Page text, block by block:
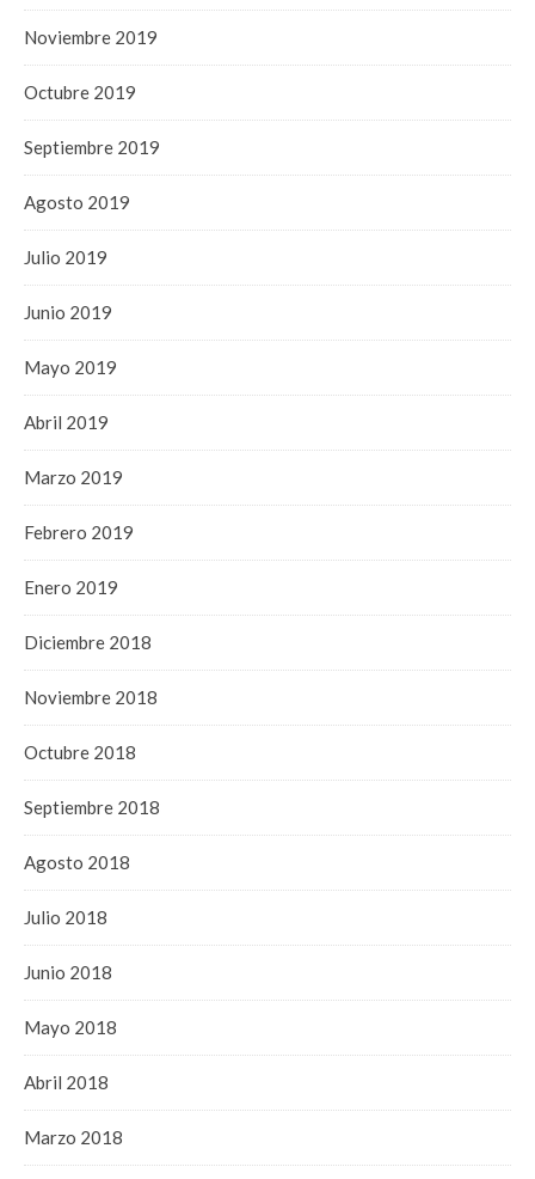
Noviembre 2019
Octubre 2019
Septiembre 2019
Agosto 2019
Julio 2019
Junio 2019
Mayo 2019
Abril 2019
Marzo 2019
Febrero 2019
Enero 2019
Diciembre 2018
Noviembre 2018
Octubre 2018
Septiembre 2018
Agosto 2018
Julio 2018
Junio 2018
Mayo 2018
Abril 2018
Marzo 2018